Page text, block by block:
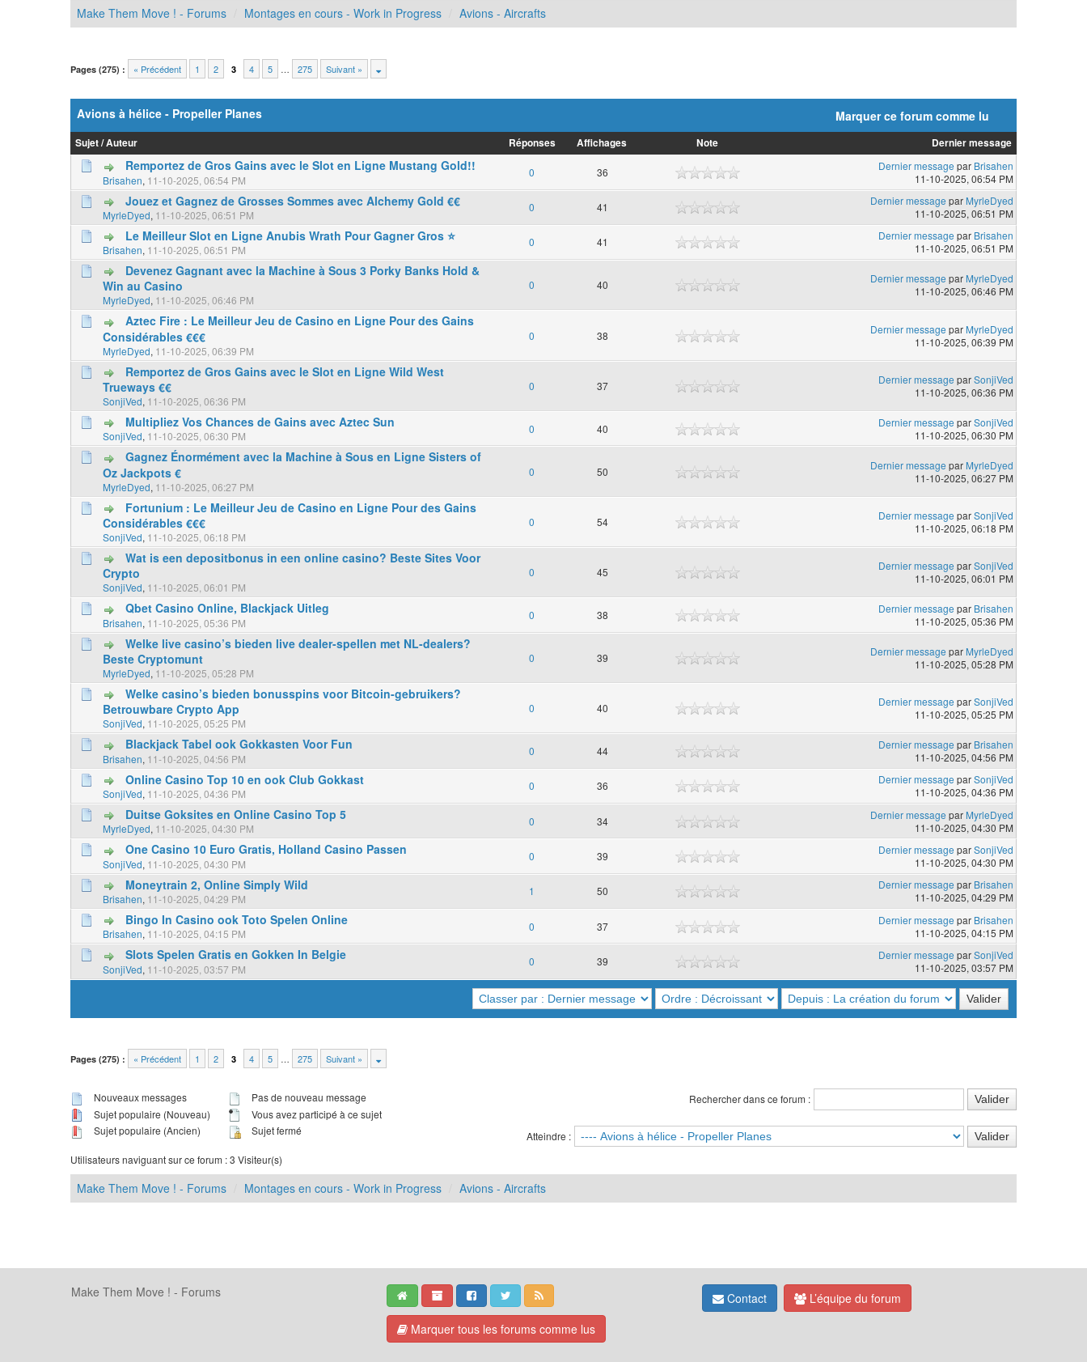
Make Them Move ! - Forums Montages en cours - Work in Progress Avions - Aircrafts
Pages (275) : « Précédent 1 2 3 4 5 … 275 Suivant »
Avions à hélice - Propeller Planes Marquer ce forum comme lu
Sujet/Auteur Réponses Affichages Note Dernier message
Remportez de Gros Gains avec le Slot en Ligne Mustang Gold!!
Brisahen, 11-10-2025, 06:54 PM
0 36
0 Votes - 0 sur 5 en moyenne
12345 Dernier message par Brisahen
11-10-2025, 06:54 PM
Jouez et Gagnez de Grosses Sommes avec Alchemy Gold €€
MyrleDyed, 11-10-2025, 06:51 PM
0 41
0 Votes - 0 sur 5 en moyenne
12345 Dernier message par MyrleDyed
11-10-2025, 06:51 PM
Le Meilleur Slot en Ligne Anubis Wrath Pour Gagner Gros ⭐
Brisahen, 11-10-2025, 06:51 PM
0 41
0 Votes - 0 sur 5 en moyenne
12345 Dernier message par Brisahen
11-10-2025, 06:51 PM
Devenez Gagnant avec la Machine à Sous 3 Porky Banks Hold &
Win au Casino
MyrleDyed, 11-10-2025, 06:46 PM
0 40 Dernier message par MyrleDyed
11-10-2025, 06:46 PM
Aztec Fire : Le Meilleur Jeu de Casino en Ligne Pour des Gains
Considérables €€€
MyrleDyed, 11-10-2025, 06:39 PM
0 38
0 Votes - 0 sur 5 en moyenne Dernier message par MyrleDyed
11-10-2025, 06:39 PM
Remportez de Gros Gains avec le Slot en Ligne Wild West
Trueways €€
SonjiVed, 11-10-2025, 06:36 PM
0 37 Dernier message parSonjiVed
11-10-2025, 06:36 PM
Multipliez Vos Chances de Gains avec Aztec Sun
SonjiVed, 11-10-2025, 06:30 PM
0 40
0 Votes - 0 sur 5 en moyenne
12345 Dernier message parSonjiVed
11-10-2025, 06:30 PM
Gagnez Énormément avec la Machine à Sous en Ligne Sisters of
Oz Jackpots €
MyrleDyed, 11-10-2025, 06:27 PM
0 50 Dernier message par MyrleDyed
11-10-2025, 06:27 PM
Fortunium : Le Meilleur Jeu de Casino en Ligne Pour des Gains
Considérables €€€
SonjiVed, 11-10-2025, 06:18 PM
0 54
0 Votes - 0 sur 5 en moyenne Dernier message parSonjiVed
11-10-2025, 06:18 PM
Wat is een depositbonus in een online casino? Beste Sites Voor
Crypto
SonjiVed, 11-10-2025, 06:01 PM
0 45 Dernier message parSonjiVed
11-10-2025, 06:01 PM
Qbet Casino Online, Blackjack Uitleg
Brisahen, 11-10-2025, 05:36 PM
0 38
0 Votes - 0 sur 5 en moyenne
123 45 Dernier message par Brisahen
11-10-2025, 05:36 PM
Welke live casino’s bieden live dealer-spellen met NL-dealers?
Beste Cryptomunt
MyrleDyed, 11-10-2025, 05:28 PM
0 39
0 Votes - 0 sur 5 en moyenne Dernier message par MyrleDyed
11-10-2025, 05:28 PM
Welke casino’s bieden bonusspins voor Bitcoin-gebruikers?
Betrouwbare Crypto App
SonjiVed, 11-10-2025, 05:25 PM
0 40
0 Votes - 0 sur 5 en moyenne Dernier message parSonjiVed
11-10-2025, 05:25 PM
Blackjack Tabel ook Gokkasten Voor Fun
Brisahen, 11-10-2025, 04:56 PM
0 44
0 Votes - 0 sur 5 en moyenne
1234 5 Dernier message par Brisahen
11-10-2025, 04:56 PM
Online Casino Top 10 en ook Club Gokkast
SonjiVed, 11-10-2025, 04:36 PM
0 36
0 Votes - 0 sur 5 en moyenne
12 345 Dernier message parSonjiVed
11-10-2025, 04:36 PM
Duitse Goksites en Online Casino Top 5
MyrleDyed, 11-10-2025, 04:30 PM
0 34
0 Votes - 0 sur 5 en moyenne
12345 Dernier message par MyrleDyed
11-10-2025, 04:30 PM
One Casino 10 Euro Gratis, Holland Casino Passen
SonjiVed, 11-10-2025, 04:30 PM
0 39
0 Votes - 0 sur 5 en moyenne
1 2345 Dernier message parSonjiVed
11-10-2025, 04:30 PM
Moneytrain 2, Online Simply Wild
Brisahen, 11-10-2025, 04:29 PM
1 50
0 Votes - 0 sur 5 en moyenne
1 2345 Dernier message par Brisahen
11-10-2025, 04:29 PM
Bingo In Casino ook Toto Spelen Online
Brisahen, 11-10-2025, 04:15 PM
0 37
0 Votes - 0 sur 5 en moyenne
12345 Dernier message par Brisahen
11-10-2025, 04:15 PM
Slots Spelen Gratis en Gokken In Belgie
SonjiVed, 11-10-2025, 03:57 PM
0 39
0 Votes - 0 sur 5 en moyenne
123 45 Dernier message parSonjiVed
11-10-2025, 03:57 PM
Pages (275) : « Précédent 1 2 3 4 5 … 275 Suivant »
Nouveaux messages
Sujet populaire (Nouveau)
Sujet populaire (Ancien)
Pas de nouveau message
Vous avez participé à ce sujet
Sujet fermé
Rechercher dans ce forum :
Atteindre :
Utilisateurs naviguant sur ce forum : 3 Visiteur(s)
Make Them Move ! - Forums Montages en cours - Work in Progress Avions - Aircrafts
Make Them Move ! - Forums
Marquer tous les forums comme lus
Contact L’équipe du forum